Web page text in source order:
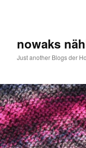
nowaks
Just another Blogs der